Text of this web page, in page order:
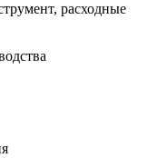
расходные